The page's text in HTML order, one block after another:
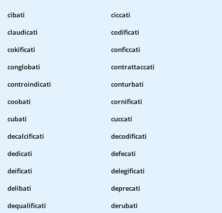
cibati
ciccati
claudicati
codificati
cokificati
conficcati
conglobati
contrattaccati
controindicati
conturbati
coobati
cornificati
cubati
cuccati
decalcificati
decodificati
dedicati
defecati
deificati
delegificati
delibati
deprecati
dequalificati
derubati